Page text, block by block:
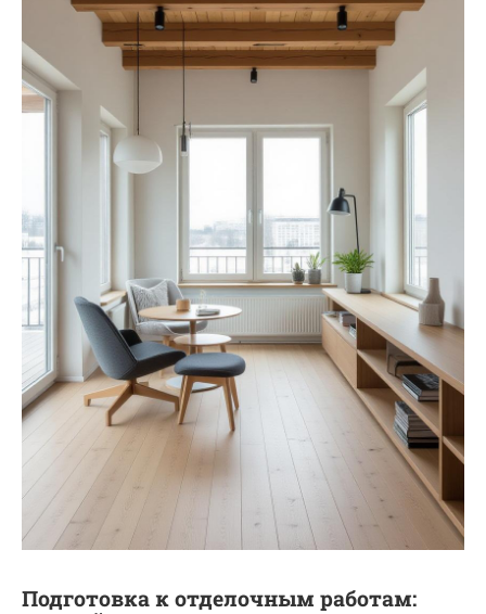
Подготовка к отделочным работам: